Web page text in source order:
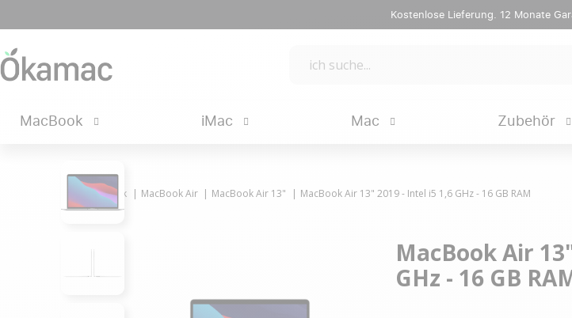
Kostenlose Lieferung. 12 Monate
MacBook iMac Mac Zubehör
MacBook MacBook Air MacBook Air 13" MacBook Air 13" 2019 - Intel i5 1,6 GHz - 16 GB RAM
MacBook Air
GHz - 16 GB